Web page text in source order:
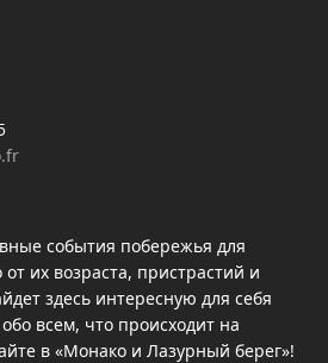
события побережья для
их возраста, пристрастий и
здесь интересную для себя
всем, что происходит на
в «Монако и Лазурный берег»!